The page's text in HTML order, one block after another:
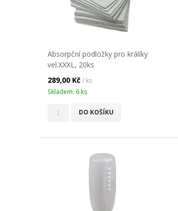
Absorpční podložky pro králíky
vel.XXXL, 20ks
289,00 Kč / ks
Skladem: 6 ks
DO KOŠÍKU